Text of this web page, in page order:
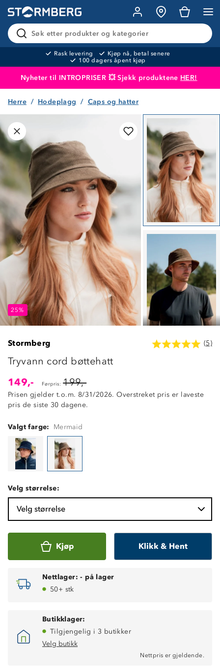
Søk etter produkter og kategorier
Rask levering
Kjøp nå, betal senere
100 dagers åpent kjøp
Nyheter til INTROPRISER 💥 Sjekk produktene HER!
Produktet er lagt i handlekurven
Herre Hodeplagg Caps og hatter
25%
25%
Stormberg (5)
Tryvann cord bøttehatt
149,-
Førpris: 199,-
Prisen gjelder t.o.m. 8/31/2026. Overstreket pris er laveste
pris de siste 30 dagene.
Valgt farge: Mermaid
Velg størrelse:
Velg størrelse
Kjøp Klikk & Hent
Nettlager: - på lager
50+ stk
Butikklager:
Tilgjengelig i 3 butikker
Velg butikk
Nettpris er gjeldende.